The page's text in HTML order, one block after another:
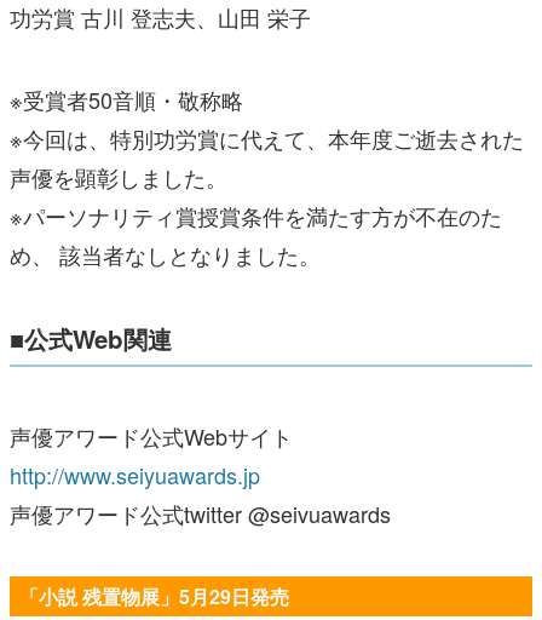
功労賞 古川 登志夫、山田 栄子
※受賞者50音順・敬称略
※今回は、特別功労賞に代えて、本年度ご逝去された
声優を顕彰しました。
※パーソナリティ賞授賞条件を満たす方が不在のた
め、 該当者なしとなりました。
■公式Web関連
声優アワード公式Webサイト
http://www.seiyuawards.jp
声優アワード公式twitter @seivuawards
「小説 残置物展」5月29日発売